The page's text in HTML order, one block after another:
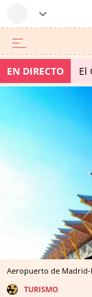
EN DIRECTO El
Aeropuerto de Madrid-
TURISMO